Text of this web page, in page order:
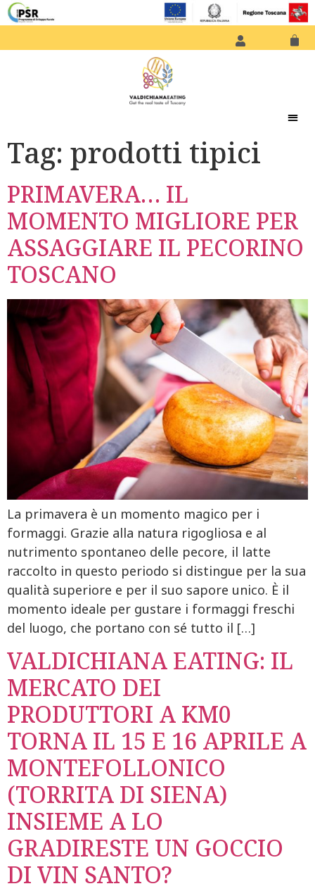
Tag: prodotti tipici
PRIMAVERA… IL
MOMENTO MIGLIORE PER
ASSAGGIARE IL PECORINO
TOSCANO
La primavera è un momento magico per i
formaggi. Grazie alla natura rigogliosa e al
nutrimento spontaneo delle pecore, il latte
raccolto in questo periodo si distingue per la sua
qualità superiore e per il suo sapore unico. È il
momento ideale per gustare i formaggi freschi
del luogo, che portano con sé tutto il […]
VALDICHIANA EATING: IL
MERCATO DEI
PRODUTTORI A KM0
TORNA IL 15 E 16 APRILE A
MONTEFOLLONICO
(TORRITA DI SIENA)
INSIEME A LO
GRADIRESTE UN GOCCIO
DI VIN SANTO?